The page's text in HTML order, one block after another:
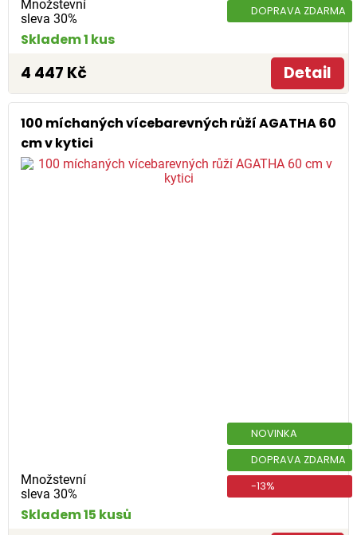
Množstevní
sleva 30%
DOPRAVA ZDARMA
Skladem 1 kus
4 447 Kč Detail
100 míchaných vícebarevných růží AGATHA 60
cm v kytici
Množstevní
sleva 30%
NOVINKA
DOPRAVA ZDARMA
-13%
Skladem 15 kusů